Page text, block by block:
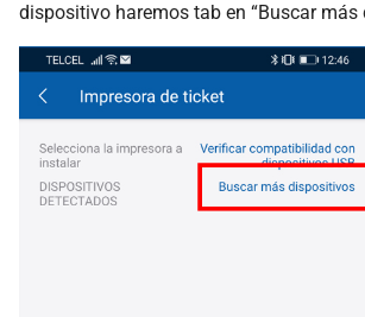
dispositivo haremos tab en “Buscar más